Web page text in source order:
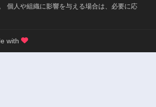
個人や組織に影響を与える場合は、必要に応
with